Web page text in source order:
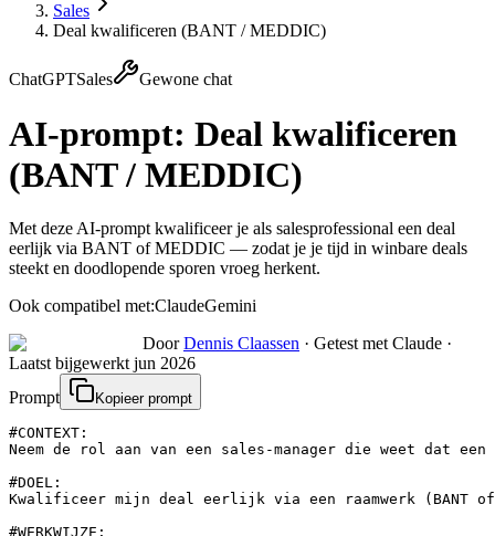
Sales
Deal kwalificeren (BANT / MEDDIC)
ChatGPTSales Gewone chat
AI-prompt: Deal kwalificeren
(BANT / MEDDIC)
Met deze AI-prompt kwalificeer je als salesprofessional een deal
eerlijk via BANT of MEDDIC — zodat je je tijd in winbare deals
steekt en doodlopende sporen vroeg herkent.
Ook compatibel met:ClaudeGemini
Door Dennis Claassen · Getest met Claude ·
Laatst bijgewerkt jun 2026
Prompt
Kopieer prompt
#CONTEXT:
Neem de rol aan van een sales-manager die weet
#DOEL:
Kwalificeer mijn deal eerlijk via een raamwerk (BANT
#WERKWIJZE: